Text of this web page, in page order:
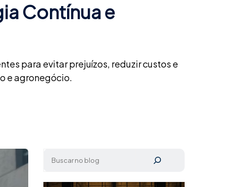
Contínua e
para evitar prejuízos, reduzir custos e
e agronegócio.